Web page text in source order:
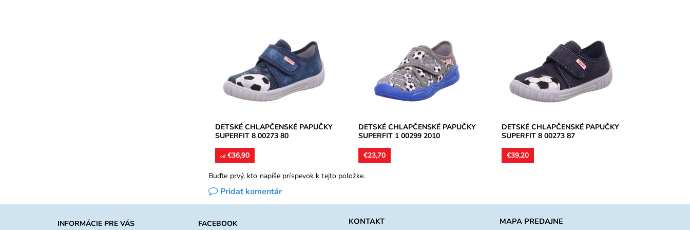
Domáca chlapčenská obuv určená pre
stredne široké a úzke chodidlá, šírka
M /mittel/, perforované podrážky
Dostupnosť:
Skladom
Značka:
Superfit
Záruka:
2 roky
DETSKÉ CHLAPČENSKÉ PAPUČKY
SUPERFIT 8 00273 80
od €36,90
Obuv pre deti interiérová, perforované
podrážky umožnia lepšie dýchanie
chodidla, mierne tvarovanie klenby.
Zvršok aj...
Dostupnosť:
Skladom
Značka:
Superfit
2 roky
DETSKÉ CHLAPČENSKÉ PAPUČKY
SUPERFIT 1 00299 2010
€23,70
Domáca chlapčenská obuv určená pre
stredne široké a úzke chodidlá, šírka
M /mittel/, perforované podrážky
zaručia...
Dostupnosť:
Skladom
Značka:
Superfit
Záruka:
2 roky
DETSKÉ CHLAPČENSKÉ PAPUČKY
SUPERFIT 8 00273 87
€39,20
Buďte prvý, kto napíše príspevok k tejto položke.
Pridať komentár
INFORMÁCIE PRE VÁS FACEBOOK KONTAKT MAPA PREDAJNE